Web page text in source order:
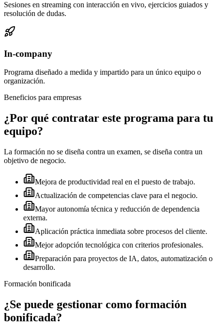
Sesiones en streaming con interacción en vivo, ejercicios guiados y
resolución de dudas.
In-company
Programa diseñado a medida y impartido para un único equipo o
organización.
Beneficios para empresas
¿Por qué contratar este programa para tu
equipo?
La formación no se diseña contra un examen, se diseña contra un
objetivo de negocio.
Mejora de productividad real en el puesto de trabajo.
Actualización de competencias clave para el negocio.
Mayor autonomía técnica y reducción de dependencia
externa.
Aplicación práctica inmediata sobre procesos del cliente.
Mejor adopción tecnológica con criterios profesionales.
Preparación para proyectos de IA, datos, automatización o
desarrollo.
Formación bonificada
¿Se puede gestionar como formación
bonificada?